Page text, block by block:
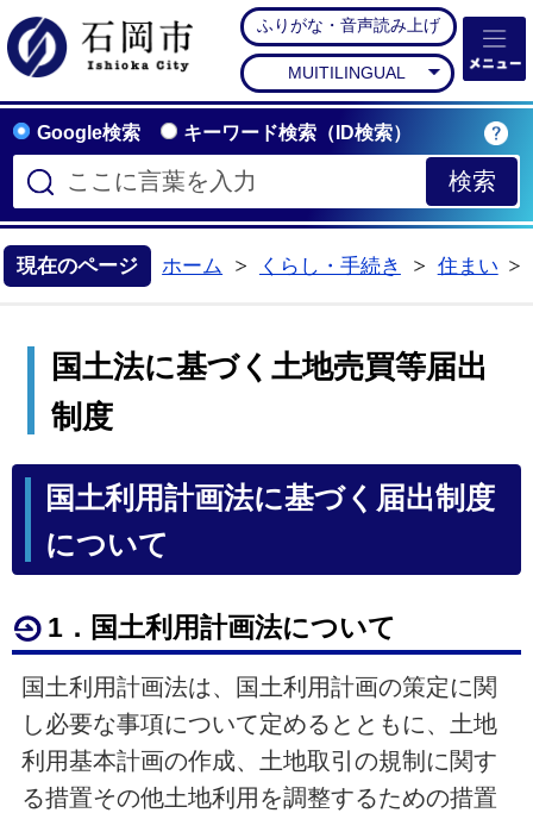
石岡市公式ホームペー
ふりがな・音声読み上げ
MUITILINGUAL
Google検索 キーワード検索（ID検索）
現在のページ ホーム
くらし・手続き
住まい
国土法に基づく土地売買等届出
制度
国土利用計画法に基づく届出制度
について
1．国土利用計画法について
国土利用計画法は、国土利用計画の策定に関
し必要な事項について定めるとともに、土地
利用基本計画の作成、土地取引の規制に関す
る措置その他土地利用を調整するための措置